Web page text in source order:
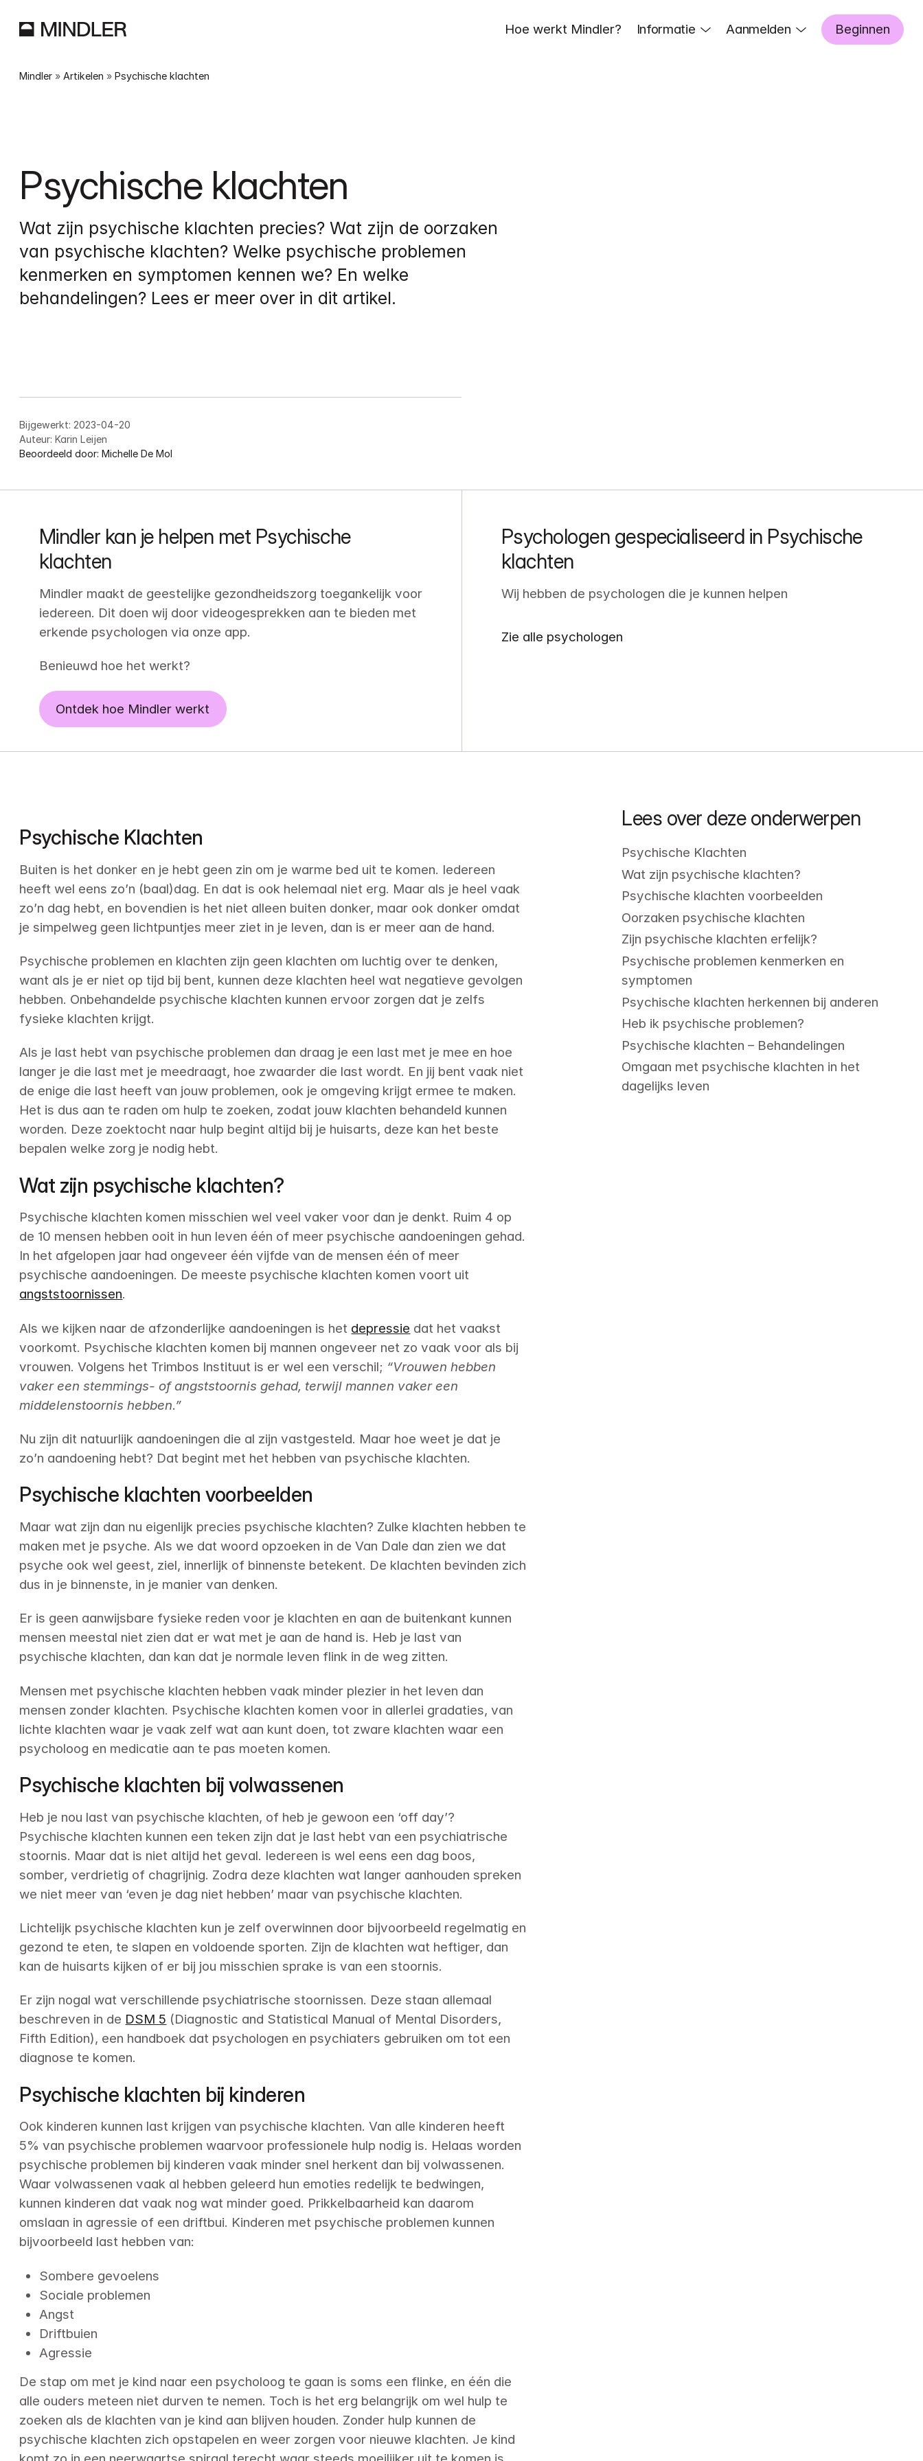
Hoe werkt Mindler? Informatie Aanmelden Beginnen
Mindler » Artikelen » Psychische klachten
Psychische klachten
Wat zijn psychische klachten precies? Wat zijn de oorzaken
van psychische klachten? Welke psychische problemen
kenmerken en symptomen kennen we? En welke
behandelingen? Lees er meer over in dit artikel.
Bijgewerkt: 2023-04-20
Auteur: Karin Leijen
Beoordeeld door: Michelle De Mol
Mindler kan je helpen met Psychische
klachten
Mindler maakt de geestelijke gezondheidszorg toegankelijk voor
iedereen. Dit doen wij door videogesprekken aan te bieden met
erkende psychologen via onze app.
Benieuwd hoe het werkt?
Ontdek hoe Mindler werkt
Psychologen gespecialiseerd in Psychische
klachten
Wij hebben de psychologen die je kunnen helpen
Zie alle psychologen
Psychische Klachten
Buiten is het donker en je hebt geen zin om je warme bed uit te komen. Iedereen
heeft wel eens zo’n (baal)dag. En dat is ook helemaal niet erg. Maar als je heel vaak
zo’n dag hebt, en bovendien is het niet alleen buiten donker, maar ook donker omdat
je simpelweg geen lichtpuntjes meer ziet in je leven, dan is er meer aan de hand.
Psychische problemen en klachten zijn geen klachten om luchtig over te denken,
want als je er niet op tijd bij bent, kunnen deze klachten heel wat negatieve gevolgen
hebben. Onbehandelde psychische klachten kunnen ervoor zorgen dat je zelfs
fysieke klachten krijgt.
Als je last hebt van psychische problemen dan draag je een last met je mee en hoe
langer je die last met je meedraagt, hoe zwaarder die last wordt. En jij bent vaak niet
de enige die last heeft van jouw problemen, ook je omgeving krijgt ermee te maken.
Het is dus aan te raden om hulp te zoeken, zodat jouw klachten behandeld kunnen
worden. Deze zoektocht naar hulp begint altijd bij je huisarts, deze kan het beste
bepalen welke zorg je nodig hebt.
Wat zijn psychische klachten?
Psychische klachten komen misschien wel veel vaker voor dan je denkt. Ruim 4 op
de 10 mensen hebben ooit in hun leven één of meer psychische aandoeningen gehad.
In het afgelopen jaar had ongeveer één vijfde van de mensen één of meer
angststoornissen.
Als we kijken naar de afzonderlijke aandoeningen is het depressie dat het vaakst
voorkomt. Psychische klachten komen bij mannen ongeveer net zo vaak voor als bij
vrouwen. Volgens het Trimbos Instituut is er wel een verschil; “Vrouwen hebben
vaker een stemmings- of angststoornis gehad, terwijl mannen vaker een
middelenstoornis hebben.”
Nu zijn dit natuurlijk aandoeningen die al zijn vastgesteld. Maar hoe weet je dat je
zo’n aandoening hebt? Dat begint met het hebben van psychische klachten.
Psychische klachten voorbeelden
Maar wat zijn dan nu eigenlijk precies psychische klachten? Zulke klachten hebben te
maken met je psyche. Als we dat woord opzoeken in de Van Dale dan zien we dat
psyche ook wel geest, ziel, innerlijk of binnenste betekent. De klachten bevinden zich
dus in je binnenste, in je manier van denken.
Er is geen aanwijsbare fysieke reden voor je klachten en aan de buitenkant kunnen
mensen meestal niet zien dat er wat met je aan de hand is. Heb je last van
psychische klachten, dan kan dat je normale leven flink in de weg zitten.
Mensen met psychische klachten hebben vaak minder plezier in het leven dan
mensen zonder klachten. Psychische klachten komen voor in allerlei gradaties, van
lichte klachten waar je vaak zelf wat aan kunt doen, tot zware klachten waar een
psycholoog en medicatie aan te pas moeten komen.
Psychische klachten bij volwassenen
Heb je nou last van psychische klachten, of heb je gewoon een ‘off day’?
Psychische klachten kunnen een teken zijn dat je last hebt van een psychiatrische
stoornis. Maar dat is niet altijd het geval. Iedereen is wel eens een dag boos,
somber, verdrietig of chagrijnig. Zodra deze klachten wat langer aanhouden spreken
we niet meer van ‘even je dag niet hebben’ maar van psychische klachten.
Lichtelijk psychische klachten kun je zelf overwinnen door bijvoorbeeld regelmatig en
gezond te eten, te slapen en voldoende sporten. Zijn de klachten wat heftiger, dan
kan de huisarts kijken of er bij jou misschien sprake is van een stoornis.
Er zijn nogal wat verschillende psychiatrische stoornissen. Deze staan allemaal
beschreven in de DSM 5 (Diagnostic and Statistical Manual of Mental Disorders,
Fifth Edition), een handboek dat psychologen en psychiaters gebruiken om tot een
diagnose te komen.
Psychische klachten bij kinderen
Ook kinderen kunnen last krijgen van psychische klachten. Van alle kinderen heeft
5% van psychische problemen waarvoor professionele hulp nodig is. Helaas worden
psychische problemen bij kinderen vaak minder snel herkent dan bij volwassenen.
Waar volwassenen vaak al hebben geleerd hun emoties redelijk te bedwingen,
kunnen kinderen dat vaak nog wat minder goed. Prikkelbaarheid kan daarom
omslaan in agressie of een driftbui. Kinderen met psychische problemen kunnen
bijvoorbeeld last hebben van:
Sombere gevoelens
Sociale problemen
Angst
Driftbuien
Agressie
De stap om met je kind naar een psycholoog te gaan is soms een flinke, en één die
alle ouders meteen niet durven te nemen. Toch is het erg belangrijk om wel hulp te
zoeken als de klachten van je kind aan blijven houden. Zonder hulp kunnen de
psychische klachten zich opstapelen en weer zorgen voor nieuwe klachten. Je kind
Lees over deze onderwerpen
Psychische Klachten
Wat zijn psychische klachten?
Psychische klachten voorbeelden
Oorzaken psychische klachten
Zijn psychische klachten erfelijk?
Psychische problemen kenmerken en
symptomen
Psychische klachten herkennen bij anderen
Heb ik psychische problemen?
Psychische klachten – Behandelingen
Omgaan met psychische klachten in het
dagelijks leven